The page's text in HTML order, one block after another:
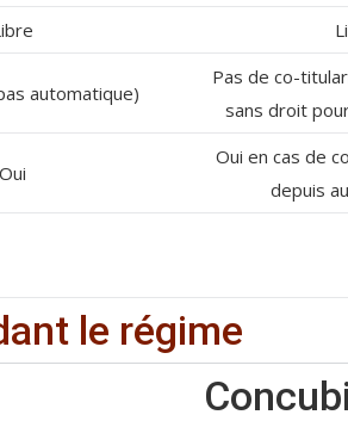
automatique)
Pas de co-
sans droit
Oui
Oui en cas de
depuis
le régime